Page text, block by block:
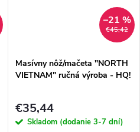
€45,42
–21 %
Masívny nôž/mačeta "NORTH
VIETNAM" ručná výroba - HQ!
€35,44
Skladom (dodanie 3-7 dní)